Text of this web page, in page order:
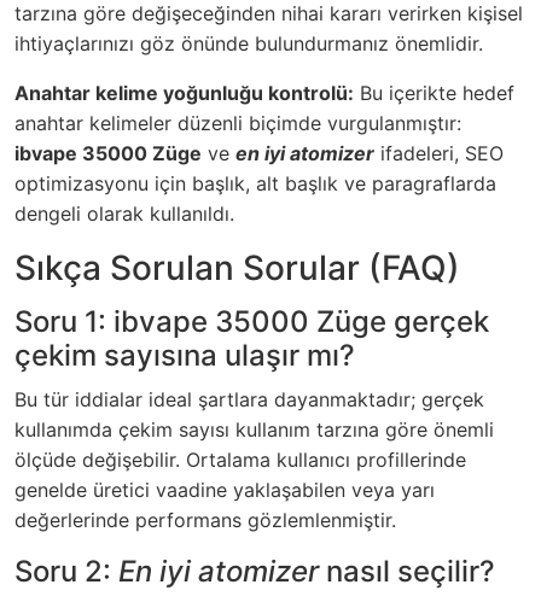
tarzına göre değişeceğinden nihai kararı verirken kişisel
ihtiyaçlarınızı göz önünde bulundurmanız önemlidir.
Anahtar kelime yoğunluğu kontrolü: Bu içerikte hedef
anahtar kelimeler düzenli biçimde vurgulanmıştır:
ibvape 35000 Züge ve en iyi atomizer ifadeleri, SEO
optimizasyonu için başlık, alt başlık ve paragraflarda
dengeli olarak kullanıldı.
Sıkça Sorulan Sorular (FAQ)
Soru 1: ibvape 35000 Züge gerçek
çekim sayısına ulaşır mı?
Bu tür iddialar ideal şartlara dayanmaktadır; gerçek
kullanımda çekim sayısı kullanım tarzına göre önemli
ölçüde değişebilir. Ortalama kullanıcı profillerinde
genelde üretici vaadine yaklaşabilen veya yarı
değerlerinde performans gözlemlenmiştir.
Soru 2: En iyi atomizernasıl seçilir?